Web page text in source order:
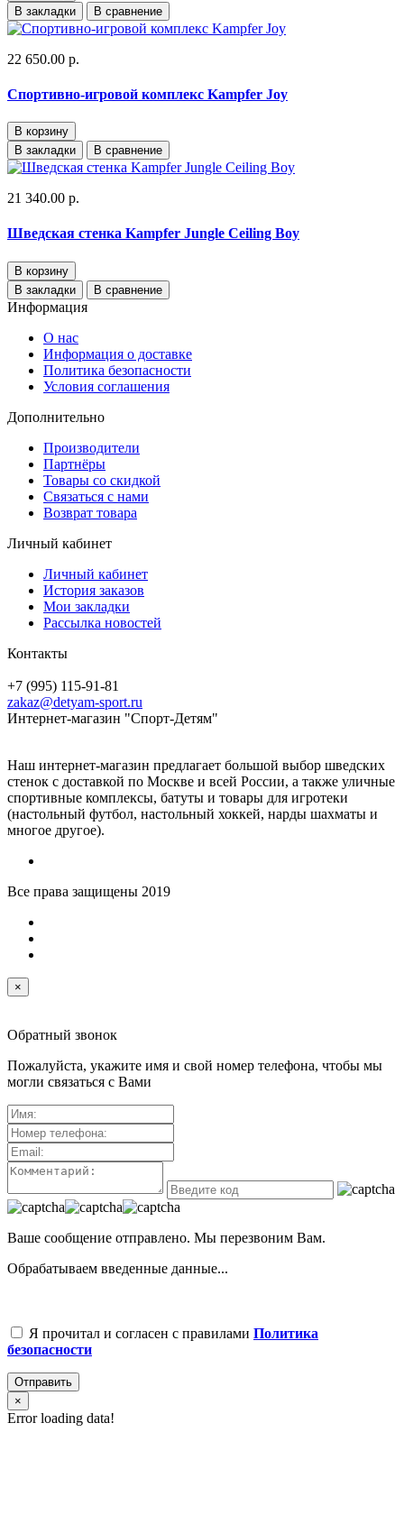
В закладки
В сравнение
22 650.00 р.
Спортивно-игровой комплекс Kampfer Joy
В корзину
В закладки
В сравнение
21 340.00 р.
Шведская стенка Kampfer Jungle Ceiling Boy
В корзину
В закладки
В сравнение
Информация
О нас
Информация о доставке
Политика безопасности
Условия соглашения
Дополнительно
Производители
Партнёры
Товары со скидкой
Связаться с нами
Возврат товара
Личный кабинет
Личный кабинет
История заказов
Мои закладки
Рассылка новостей
Контакты
+7 (995) 115-91-81
zakaz@detyam-sport.ru
Интернет-магазин "Спорт-Детям"
Наш интернет-магазин предлагает большой выбор шведских
стенок с доставкой по Москве и всей России, а также уличные
спортивные комплексы, батуты и товары для игротеки
(настольный футбол, настольный хоккей, нарды шахматы и
многое другое).
Все права защищены 2019
×
Обратный звонок
Пожалуйста, укажите имя и свой номер телефона, чтобы мы
могли связаться с Вами
Ваше сообщение отправлено. Мы перезвоним Вам.
Обрабатываем введенные данные...
Я прочитал и согласен с правилами Политика
безопасности
Отправить
×
Error loading data!